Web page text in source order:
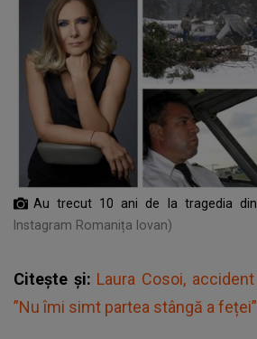
Au trecut 10 ani de la tragedia din
Instagram Romanița Iovan)
Citește și: Laura Cosoi,
”Nu îmi simt partea stângă a feței”